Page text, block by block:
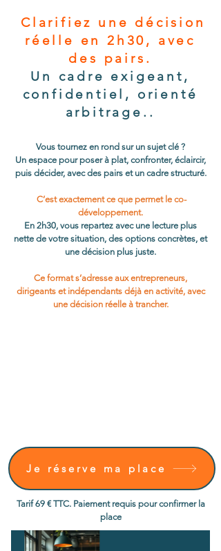
Clarifiez une décision
réelle en 2h30, avec
des pairs.
Un cadre exigeant,
confidentiel, orienté
arbitrage..
Vous tournez en rond sur un sujet clé ?
Un espace pour poser à plat, confronter, éclaircir,
puis décider, avec des pairs et un cadre structuré.
C’est exactement ce que permet le co-
développement.
En 2h30, vous repartez avec une lecture plus
nette de votre situation, des options concrètes, et
une décision plus juste.
Ce format s’adresse aux entrepreneurs,
dirigeants et indépendants déjà en activité, avec
une décision réelle à trancher.
Je réserve ma place
Tarif 69 € TTC. Paiement requis pour confirmer la
place